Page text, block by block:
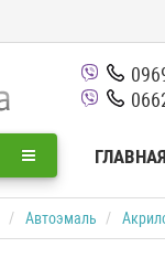
ГЛАВНАЯ
Автоэмаль